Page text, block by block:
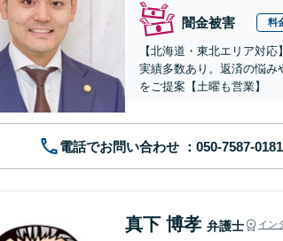
闇金被害 料
【北海道・東北エリア対
実績多数あり。返済の悩み
をご提案【土曜も営業】
電話でお問い合わせ
真下 博孝 弁護士 イン